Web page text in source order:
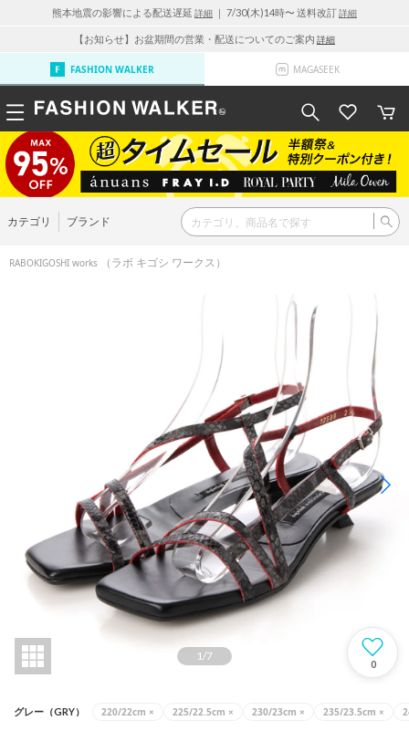
熊本地震の影響による配送遅延 詳細 ｜ 7/30(木)14時〜 送料改訂詳細
【お知らせ】お盆期間の営業・配送についてのご案内 詳細
FASHION WALKER MAGASEEK
カテゴリ ブランド
RABOKIGOSHI works （ラボ キゴシ ワークス）
1/7
0
グレー（GRY） 220/22cm × 225/22.5cm × 230/23cm × 235/23.5cm ×